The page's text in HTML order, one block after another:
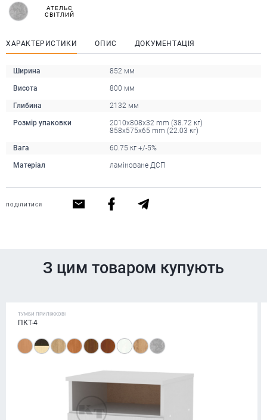
АТЕЛЬЄ
СВІТЛИЙ
ХАРАКТЕРИСТИКИ ОПИС ДОКУМЕНТАЦІЯ
Ширина 852 мм
Висота 800 мм
Глибина 2132 мм
Розмір упаковки
2010x808x32 mm (38.72 кг)
858x575x65 mm (22.03 кг)
Вага 60.75 кг +/-5%
Матеріал ламіноване ДСП
ПОДІЛИТИСЯ
З цим товаром купують
ТУМБИ ПРИЛІЖКОВІ
ПКТ-4